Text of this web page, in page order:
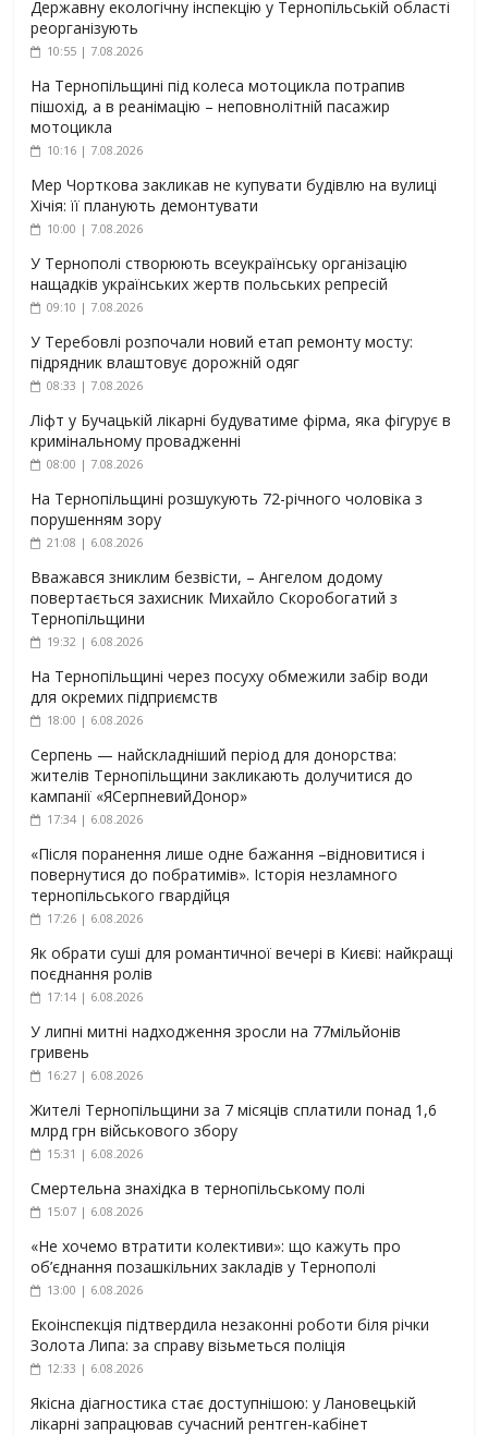
Державну екологічну інспекцію у Тернопільській області
реорганізують
10:55 | 7.08.2026
На Тернопільщині під колеса мотоцикла потрапив
пішохід, а в реанімацію – неповнолітній пасажир
мотоцикла
10:16 | 7.08.2026
Мер Чорткова закликав не купувати будівлю на вулиці
Хічія: її планують демонтувати
10:00 | 7.08.2026
У Тернополі створюють всеукраїнську організацію
нащадків українських жертв польських репресій
09:10 | 7.08.2026
У Теребовлі розпочали новий етап ремонту мосту:
підрядник влаштовує дорожній одяг
08:33 | 7.08.2026
Ліфт у Бучацькій лікарні будуватиме фірма, яка фігурує в
кримінальному провадженні
08:00 | 7.08.2026
На Тернопільщині розшукують 72-річного чоловіка з
порушенням зору
21:08 | 6.08.2026
Вважався зниклим безвісти, – Ангелом додому
повертається захисник Михайло Скоробогатий з
Тернопільщини
19:32 | 6.08.2026
На Тернопільщині через посуху обмежили забір води
для окремих підприємств
18:00 | 6.08.2026
Серпень — найскладніший період для донорства:
жителів Тернопільщини закликають долучитися до
кампанії «ЯСерпневийДонор»
17:34 | 6.08.2026
«Після поранення лише одне бажання –відновитися і
повернутися до побратимів». Історія незламного
тернопільського гвардійця
17:26 | 6.08.2026
Як обрати суші для романтичної вечері в Києві: найкращі
поєднання ролів
17:14 | 6.08.2026
У липні митні надходження зросли на 77мільйонів
гривень
16:27 | 6.08.2026
Жителі Тернопільщини за 7 місяців сплатили понад 1,6
млрд грн військового збору
15:31 | 6.08.2026
Смертельна знахідка в тернопільському полі
15:07 | 6.08.2026
«Не хочемо втратити колективи»: що кажуть про
об’єднання позашкільних закладів у Тернополі
13:00 | 6.08.2026
Екоінспекція підтвердила незаконні роботи біля річки
Золота Липа: за справу візьметься поліція
12:33 | 6.08.2026
Якісна діагностика стає доступнішою: у Лановецькій
лікарні запрацював сучасний рентген-кабінет